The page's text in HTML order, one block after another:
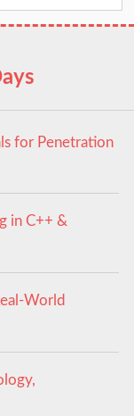
for Penetration
in C++ &
World